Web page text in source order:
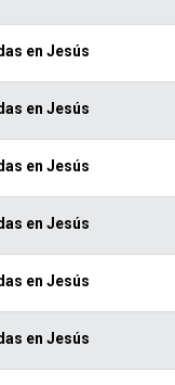
en Jesús
en Jesús
en Jesús
en Jesús
en Jesús
en Jesús